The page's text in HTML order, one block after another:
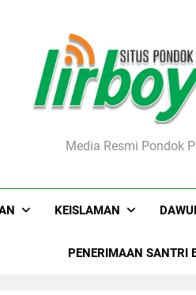
Media Resmi Pondok
KEISLAMAN
PENERIMAAN SANTRI